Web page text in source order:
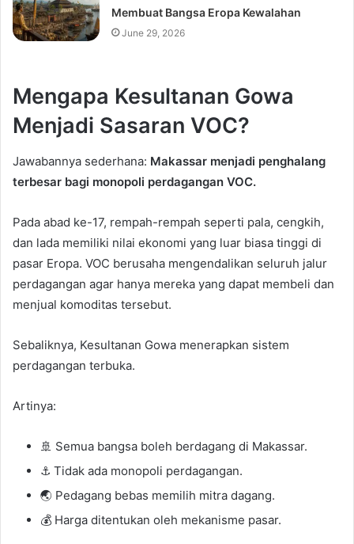
Membuat Bangsa Eropa Kewalahan
June 29, 2026
Mengapa Kesultanan Gowa
Menjadi Sasaran VOC?
Jawabannya sederhana: Makassar menjadi penghalang
terbesar bagi monopoli perdagangan VOC.
Pada abad ke-17, rempah-rempah seperti pala, cengkih,
dan lada memiliki nilai ekonomi yang luar biasa tinggi di
pasar Eropa. VOC berusaha mengendalikan seluruh jalur
perdagangan agar hanya mereka yang dapat membeli dan
menjual komoditas tersebut.
Sebaliknya, Kesultanan Gowa menerapkan sistem
perdagangan terbuka.
Artinya:
🚢 Semua bangsa boleh berdagang di Makassar.
⚓ Tidak ada monopoli perdagangan.
🌏 Pedagang bebas memilih mitra dagang.
💰 Harga ditentukan oleh mekanisme pasar.